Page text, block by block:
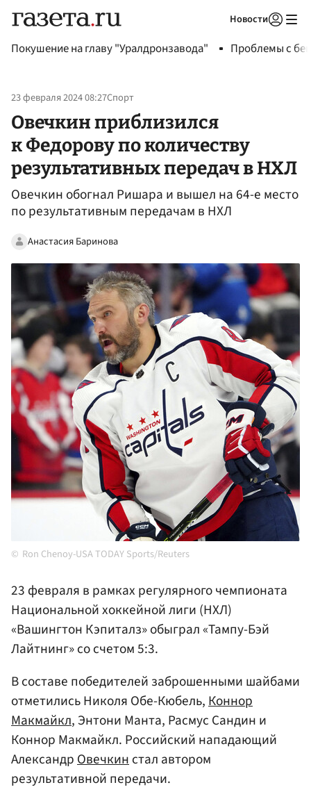
Новости
Покушение на главу "Уралдронзавода" Проблемы с
23 февраля 2024 08:27Спорт
Овечкин приблизился
к Федорову по количеству
результативных передач в НХЛ
Овечкин обогнал Ришара и вышел на 64-е место
по результативным передачам в НХЛ
Анастасия Баринова
Ron Chenoy-USA TODAY Sports/Reuters
23 февраля в рамках регулярного чемпионата
Национальной хоккейной лиги (НХЛ)
«Вашингтон Кэпиталз» обыграл «Тампу-Бэй
Лайтнинг» со счетом 5:3.
В составе победителей заброшенными шайбами
отметились Николя Обе-Кюбель,Коннор
Макмайкл, Энтони Манта, Расмус Сандин и
Коннор Макмайкл. Российский нападающий
АлександрОвечкинстал автором
результативной передачи.